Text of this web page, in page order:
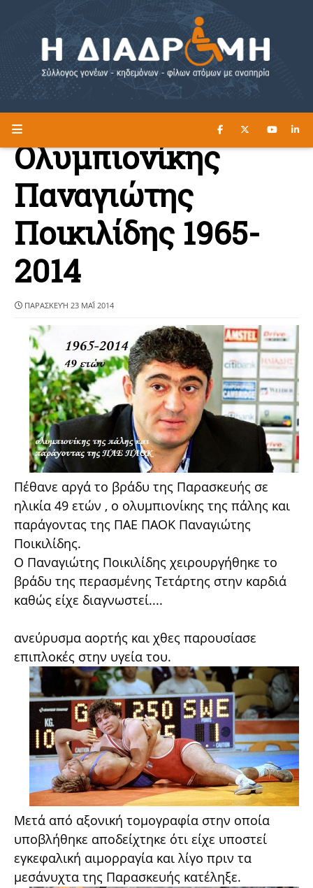
Η ΔΙΑΔΡΟΜΗ ΔΙΑΒΑΣΤΕ ΕΔΩ ►
Ολυμπιονίκης
Παναγιώτης
Ποικιλίδης 1965-
2014
ΠΑΡΑΣΚΕΥΉ 23 ΜΑΪ́ 2014
Πέθανε αργά το βράδυ της Παρασκευής σε
ηλικία 49 ετών , ο ολυμπιονίκης της πάλης και
παράγοντας της ΠΑΕ ΠΑΟΚ Παναγιώτης
Ποικιλίδης.
Ο Παναγιώτης Ποικιλίδης χειρουργήθηκε το
βράδυ της περασμένης Τετάρτης στην καρδιά
καθώς είχε διαγνωστεί....
ανεύρυσμα αορτής και χθες παρουσίασε
επιπλοκές στην υγεία του.
Μετά από αξονική τομογραφία στην οποία
υποβλήθηκε αποδείχτηκε ότι είχε υποστεί
εγκεφαλική αιμορραγία και λίγο πριν τα
μεσάνυχτα της Παρασκευής κατέληξε.